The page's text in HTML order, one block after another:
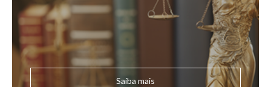
Saiba mais